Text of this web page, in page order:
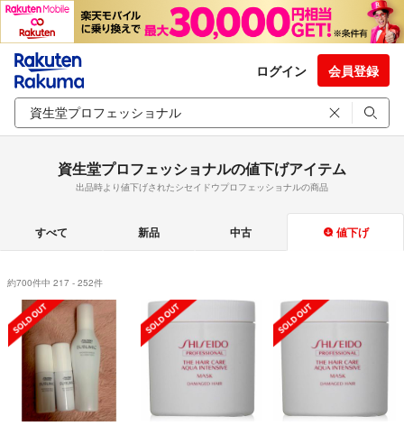
ログイン 会員登録
資生堂プロフェッショナルの値下げアイテム
出品時より値下げされたシセイドウプロフェッショナルの商品
すべて 新品 中古 値下げ
約700件中 217 - 252件